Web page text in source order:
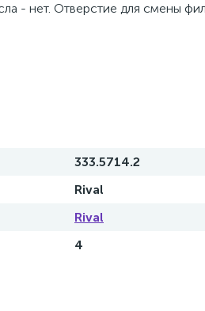
нет. Отверстие для смены
333.5714.2
Rival
Rival
4